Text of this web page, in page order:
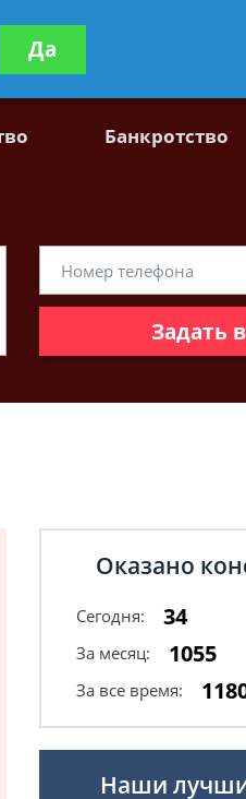
бесплатно
Банкротство
Задать
Оказано
Сегодня: 34
За месяц: 1055
За все время:
Наши
Да